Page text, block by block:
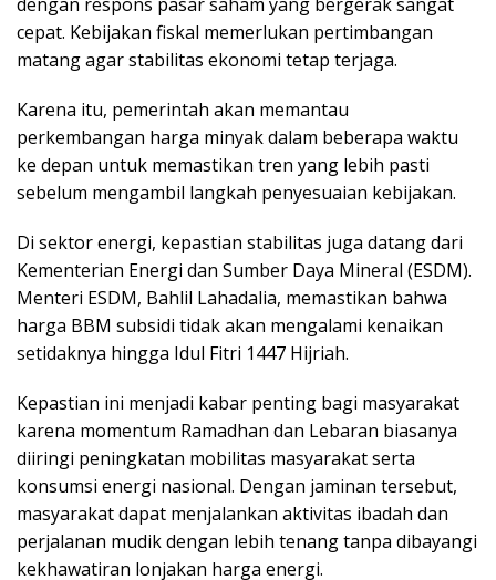
cepat. Kebijakan fiskal memerlukan pertimbangan
matang agar stabilitas ekonomi tetap terjaga.
Karena itu, pemerintah akan memantau
perkembangan harga minyak dalam beberapa waktu
ke depan untuk memastikan tren yang lebih pasti
sebelum mengambil langkah penyesuaian kebijakan.
Di sektor energi, kepastian stabilitas juga datang dari
Kementerian Energi dan Sumber Daya Mineral (ESDM).
Menteri ESDM, Bahlil Lahadalia, memastikan bahwa
harga BBM subsidi tidak akan mengalami kenaikan
setidaknya hingga Idul Fitri 1447 Hijriah.
Kepastian ini menjadi kabar penting bagi masyarakat
karena momentum Ramadhan dan Lebaran biasanya
diiringi peningkatan mobilitas masyarakat serta
konsumsi energi nasional. Dengan jaminan tersebut,
masyarakat dapat menjalankan aktivitas ibadah dan
perjalanan mudik dengan lebih tenang tanpa dibayangi
kekhawatiran lonjakan harga energi.